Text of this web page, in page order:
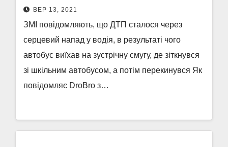
ВЕР 13, 2021
ЗМІ повідомляють, що ДТП сталося через
серцевий напад у водія, в результаті чого
автобус виїхав на зустрічну смугу, де зіткнувся
зі шкільним автобусом, а потім перекинувся Як
повідомляє DroBro з…